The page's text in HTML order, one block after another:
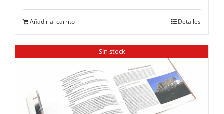
Añadir al carrito Detalles
Sin stock